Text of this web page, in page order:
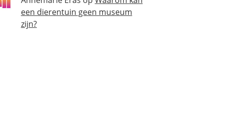
een dierentuin geen museum
zijn?